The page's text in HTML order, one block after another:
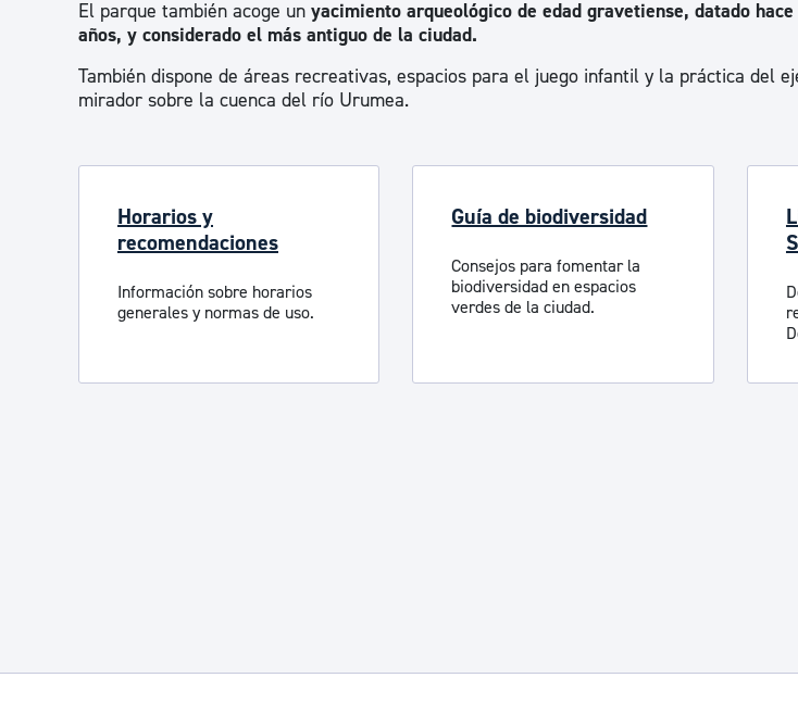
El parque también acoge un yacimiento arqueológico de edad gravetiense, datado
años, y considerado el más antiguo de la ciudad.
También dispone de áreas recreativas, espacios para el juego infantil y la práctica del
mirador sobre la cuenca del río Urumea.
Horarios y
recomendaciones
Información sobre horarios
generales y normas de uso.
Guía de biodiversidad
Consejos para fomentar la
biodiversidad en espacios
verdes de la ciudad.